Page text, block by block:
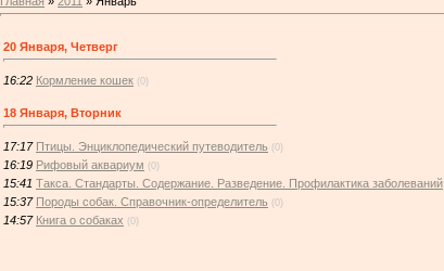
20 Января, Четверг
16:22 Кормление кошек (0)
18 Января, Вторник
17:17 Птицы. Энциклопедический путеводитель (0)
16:19 Рифовый аквариум (0)
15:41 Такса. Стандарты. Содержание. Разведение. Профилактика заболеваний
15:37 Породы собак. Справочник-определитель (0)
14:57 Книга о собаках (0)